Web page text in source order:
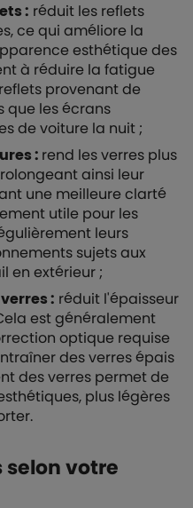
: réduit les reflets
ce qui améliore la
esthétique des
à réduire la fatigue
provenant de
que les écrans
de voiture la nuit ;
: rend les verres plus
ainsi leur
une meilleure clarté
utile pour les
leurs
sujets aux
en extérieur ;
: réduit l'épaisseur
est généralement
optique requise
des verres épais
des verres permet de
plus légères
selon votre